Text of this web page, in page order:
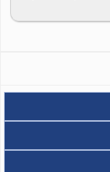
simples dobles y triples todas las habitaciones
estudiantes o
de la ciudad, a
restaurantes de
ubican restaurants
niños , recreos
estancia en